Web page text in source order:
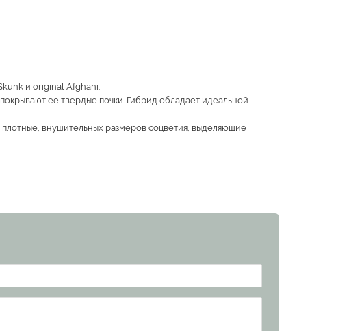
и original Afghani.
ее твердые почки. Гибрид обладает идеальной
внушительных размеров соцветия, выделяющие